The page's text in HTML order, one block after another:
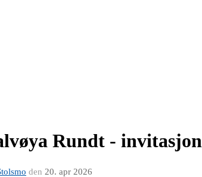
Rundt - invitasjon
den 20. apr 2026